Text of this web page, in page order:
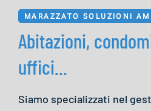
MARAZZATO SOLUZIONI
Abitazioni,
uffici...
Siamo specializzati nel